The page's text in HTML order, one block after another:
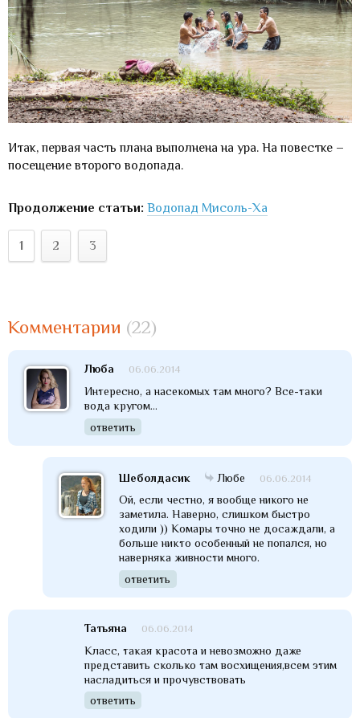
Итак, первая часть плана выполнена на ура. На повестке –
посещение второго водопада.
Продолжение статьи: Водопад Мисоль-Ха
1 2 3
Комментарии (22)
Люба 06.06.2014
Интересно, а насекомых там много? Все-таки
вода кругом...
ответить
Шеболдасик Любе 06.06.2014
Ой, если честно, я вообще никого не
заметила. Наверно, слишком быстро
ходили )) Комары точно не досаждали, а
больше никто особенный не попался, но
наверняка живности много.
ответить
Татьяна 06.06.2014
Класс, такая красота и невозможно даже
представить сколько там восхищения,всем этим
насладиться и прочувствовать
ответить